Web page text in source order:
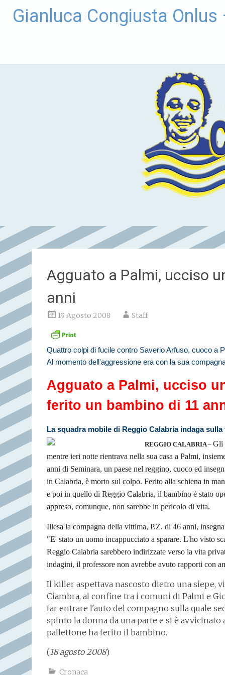
Gianluca Congiusta Onlus
Agguato a Palmi, ucciso
anni
19 Agosto 2008 Staff
Quattro colpi di fucile contro Saverio Arfuso, cuoco a
Al momento dell'aggressione era con la sua
Agguato a Palmi, ucciso
ferito un bambino di 11
La squadra mobile di Reggio Calabria indaga
REGGIO CALABRIA– Gli
mentre ieri notte rientrava nella sua casa a Palmi,
anni di Seminara, un paese nel reggino, cuoco ed
in Calabria, è morto sul colpo. Ferito alla schiena in
e poi in quello di Reggio Calabria, il bambino è stato
appreso, comunque, non sarebbe in pericolo di vita.
Illesa la compagna della vittima, P.Z. di 46 anni,
"E' stato un uomo incappucciato a sparare. L'ho visto
Reggio Calabria sarebbero indirizzate verso la vita
indagini, il professore non avrebbe avuto rapporti con
Il killer aspettava nascosto dietro una siepe,
Ciambra, al confine tra i comuni di Palmi e
far entrare l'auto del compagno sulla quale
spinto la donna da una parte e si è
pallettone ha ferito il bambino.
(18 agosto 2008)
Cronaca